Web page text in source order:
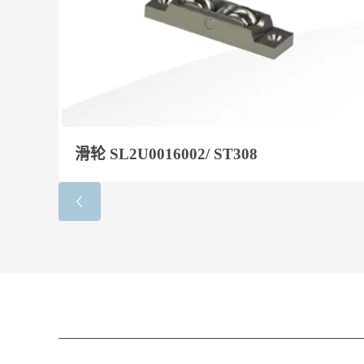
滑轮 SL2U0016002/ ST308